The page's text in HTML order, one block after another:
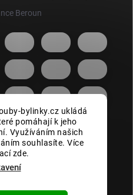
bylinky.cz ukládá
pomáhají k jeho
Využíváním našich
souhlasíte. Více
zde.
Beroun
. Všechna práva vyhrazena.